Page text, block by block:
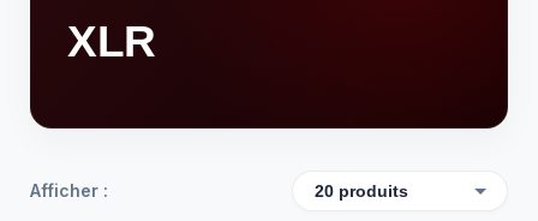
XLR
Afficher :